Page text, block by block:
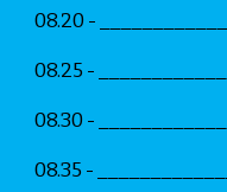
08.20 - _____________
08.25 - _____________
08.30 - _____________
08.35 - _____________